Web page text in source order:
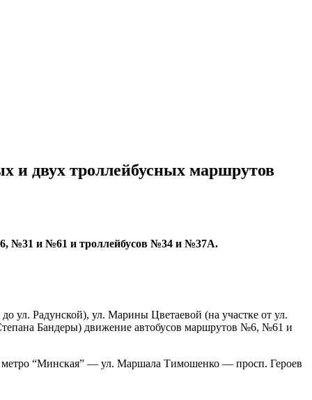
и двух троллейбусных маршрутов
№31 и №61 и троллейбусов №34 и №37А.
ул. Радунской), ул. Марины Цветаевой (на участке от ул.
Бандеры) движение автобусов маршрутов №6, №61 и
“Минская” — ул. Маршала Тимошенко — просп. Героев